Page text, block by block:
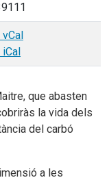
vCal
iCal
que abasten
la vida dels
del carbó
a les